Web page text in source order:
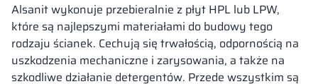
Alsanit wykonuje przebieralnie z płyt HPL lub LPW,
które są najlepszymi materiałami do budowy tego
rodzaju ścianek. Cechują się trwałością, odpornością na
uszkodzenia mechaniczne i zarysowania, a także na
szkodliwe działanie detergentów. Przede wszystkim są